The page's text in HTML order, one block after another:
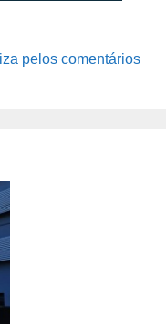
pelos comentários